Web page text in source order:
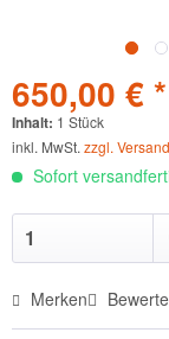
650,00 € *
Inhalt: 1 Stück
inkl. MwSt. zzgl.
Sofort
Merken